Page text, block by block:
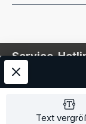
Service-
Service
Information
Text